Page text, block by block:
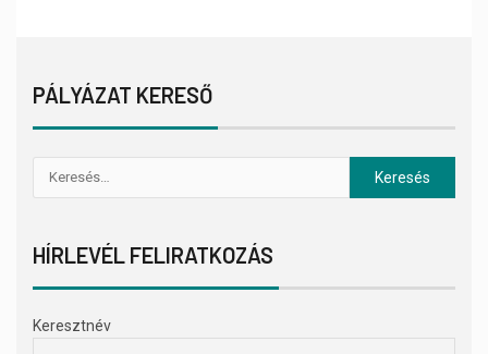
PÁLYÁZAT KERESŐ
HÍRLEVÉL FELIRATKOZÁS
Keresztnév